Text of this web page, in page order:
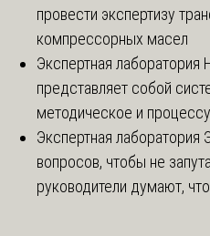
провести экспертизу
компрессорных масел
Экспертная лаборатория
представляет собой
методическое и
Экспертная лаборатория
вопросов, чтобы не
руководители думают,